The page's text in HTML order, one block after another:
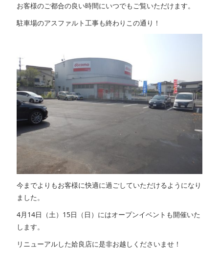
お客様のご都合の良い時間にいつでもご覧いただけます。
駐車場のアスファルト工事も終わりこの通り！
今までよりもお客様に快適に過ごしていただけるようになり
ました。
4月14日（土）15日（日）にはオープンイベントも開催いた
します。
リニューアルした姶良店に是非お越しくださいませ！